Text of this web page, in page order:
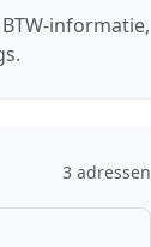
informatie,
3 adressen